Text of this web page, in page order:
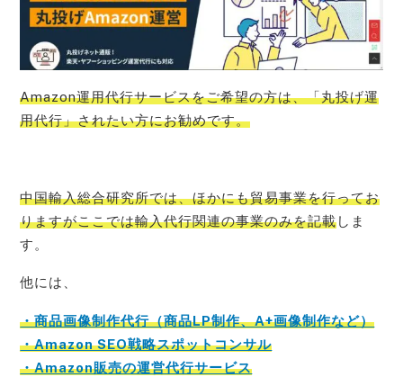
Amazon運用代行サービスをご希望の方は、「丸投げ運
用代行」されたい方にお勧めです。
中国輸入総合研究所では、ほかにも貿易事業を行ってお
りますがここでは輸入代行関連の事業のみを記載しま
す。
他には、
・商品画像制作代行（商品LP制作、A+画像制作など）
・Amazon SEO戦略スポットコンサル
・Amazon販売の運営代行サービス